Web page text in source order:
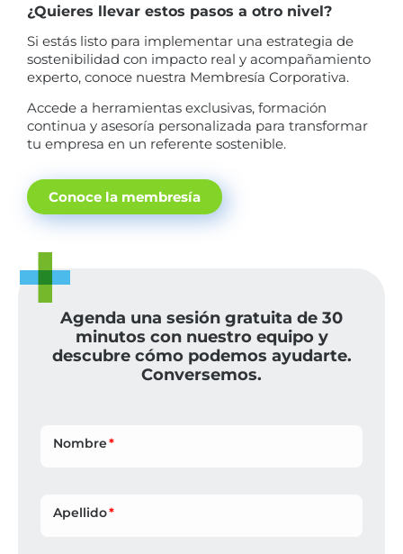
¿Quieres llevar estos pasos a otro nivel?
Si estás listo para implementar una estrategia de
sostenibilidad con impacto real y acompañamiento
experto, conoce nuestra Membresía Corporativa.
Accede a herramientas exclusivas, formación
continua y asesoría personalizada para transformar
tu empresa en un referente sostenible.
Conoce la membresía
Agenda una sesión gratuita de 30
minutos con nuestro equipo y
descubre cómo podemos ayudarte.
Conversemos.
Nombre
Apellido